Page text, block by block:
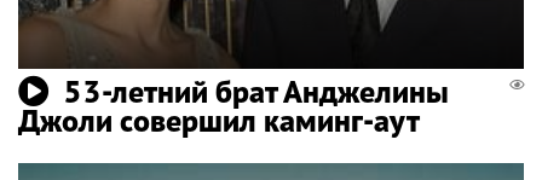
53-летний брат Анджелины
Джоли совершил каминг-аут